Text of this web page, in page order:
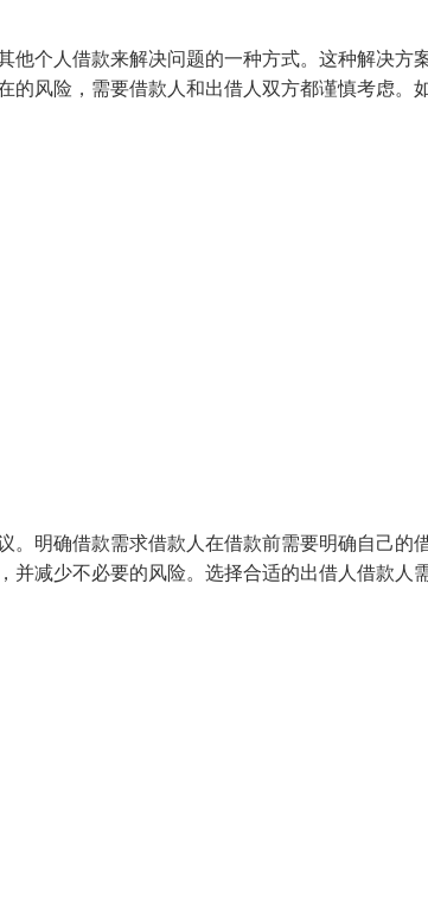
他个人借款来解决问题的一种方式。这种解决方
的风险，需要借款人和出借人双方都谨慎考虑。
。明确借款需求借款人在借款前需要明确自己的
并减少不必要的风险。选择合适的出借人借款人